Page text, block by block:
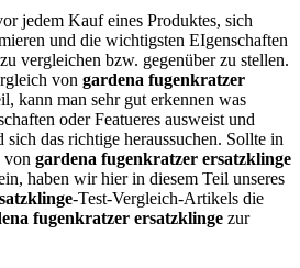
jedem Kauf eines Produktes, sich
und die wichtigsten EIgenschaften
vergleichen bzw. gegenüber zu stellen.
von gardena fugenkratzer
kann man sehr gut erkennen was
oder Featueres ausweist und
das richtige heraussuchen. Sollte in
von gardena fugenkratzer ersatzklinge
haben wir hier in diesem Teil unseres
-Test-Vergleich-Artikels die
fugenkratzer ersatzklinge zur